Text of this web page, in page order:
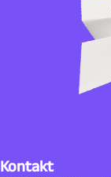
Kontakt